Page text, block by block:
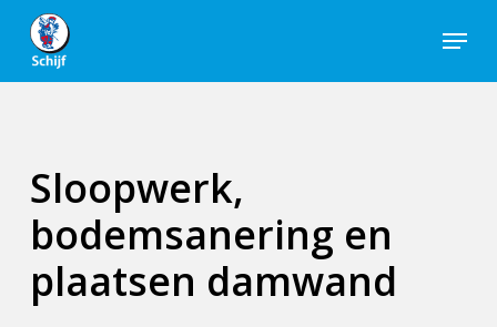
Skip
main
Menu
Sloopwerk,
bodemsanering en
plaatsen damwand